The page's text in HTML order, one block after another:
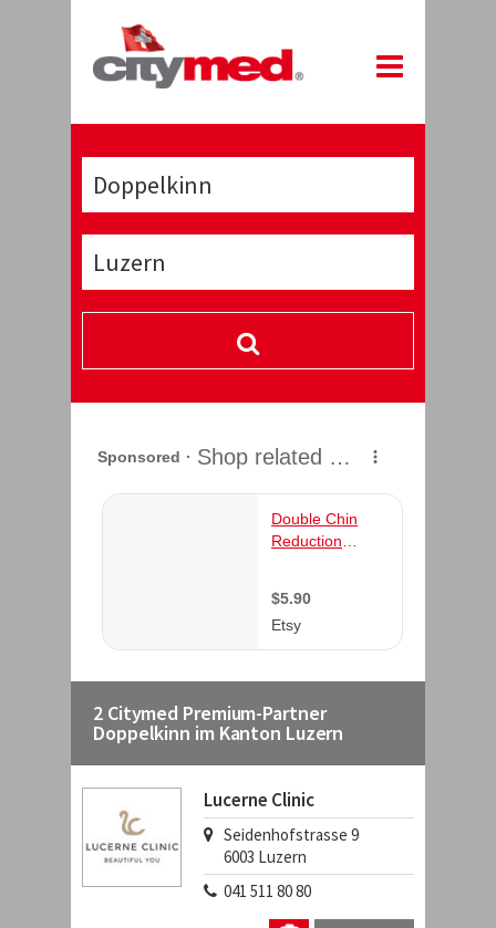
2 Citymed Premium-Partner
Doppelkinn im Kanton Luzern
Lucerne Clinic
Seidenhofstrasse 9
6003 Luzern
041 511 80 80